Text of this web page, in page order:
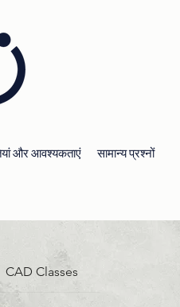
और आवश्यकताएं सामान्य प्रश्नों
CAD Classes